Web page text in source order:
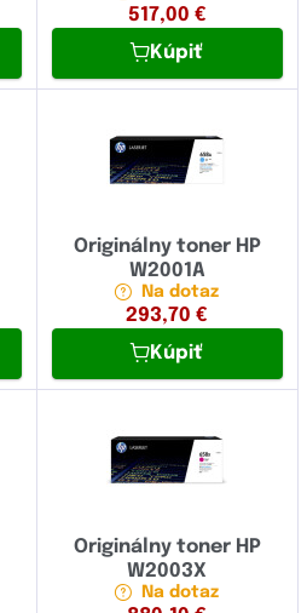
517,00 €
Kúpiť
Originálny toner HP
W2001A
Na dotaz
293,70 €
Kúpiť
Originálny toner HP
W2003X
Na dotaz